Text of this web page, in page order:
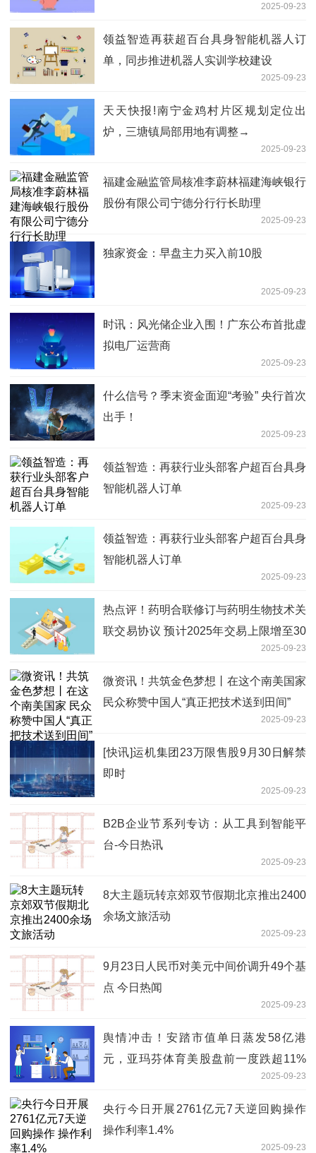
2025-09-23
领益智造再获超百台具身智能机器人订
单，同步推进机器人实训学校建设
2025-09-23
天天快报!南宁金鸡村片区规划定位出
炉，三塘镇局部用地有调整→
2025-09-23
福建金融监管局核准李蔚林福建海峡银行
股份有限公司宁德分行行长助理
2025-09-23
独家资金：早盘主力买入前10股
2025-09-23
时讯：风光储企业入围！广东公布首批虚
拟电厂运营商
2025-09-23
什么信号？季末资金面迎“考验” 央行首次
出手！
2025-09-23
领益智造：再获行业头部客户超百台具身
智能机器人订单
2025-09-23
领益智造：再获行业头部客户超百台具身
智能机器人订单
2025-09-23
热点评！药明合联修订与药明生物技术关
联交易协议 预计2025年交易上限增至30
2025-09-23
微资讯！共筑金色梦想丨在这个南美国家
民众称赞中国人“真正把技术送到田间”
2025-09-23
[快讯]运机集团23万限售股9月30日解禁
即时
2025-09-23
B2B企业节系列专访：从工具到智能平
台-今日热讯
2025-09-23
8大主题玩转京郊双节假期北京推出2400
余场文旅活动
2025-09-23
9月23日人民币对美元中间价调升49个基
点 今日热闻
2025-09-23
舆情冲击！安踏市值单日蒸发58亿港
元，亚玛芬体育美股盘前一度跌超11%
2025-09-23
央行今日开展2761亿元7天逆回购操作
操作利率1.4%
2025-09-23